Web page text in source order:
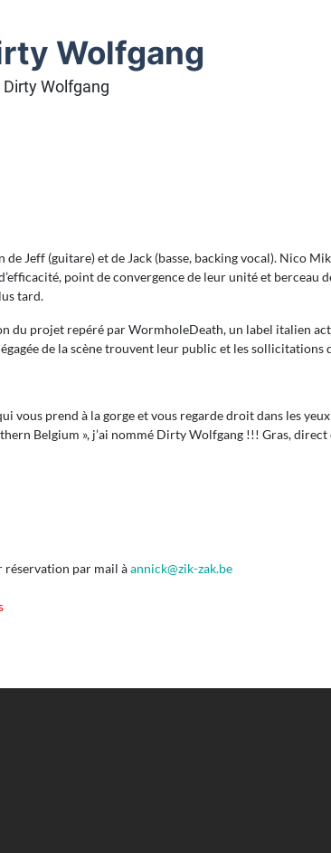
Wolfgang
Dirty Wolfgang
de Jeff (guitare) et de Jack (basse, backing vocal). Nico
point de convergence de leur unité et berceau
tard.
du projet repéré par WormholeDeath, un label italien
de la scène trouvent leur public et les
vous prend à la gorge et vous regarde droit dans les
Belgium », j’ai nommé Dirty Wolfgang !!! Gras,
réservation par mail àannick@zik-zak.be